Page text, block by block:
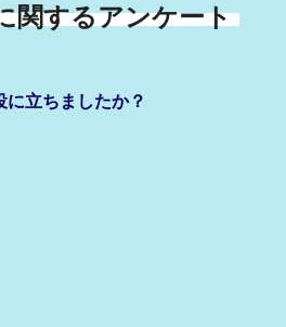
関するアンケート
に立ちましたか？